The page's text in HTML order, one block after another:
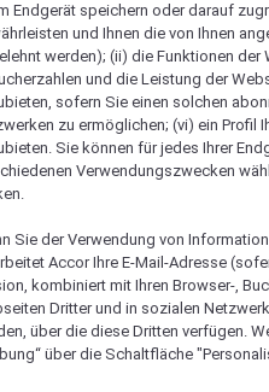
erfahren.
Endgerät speichern oder darauf
und Ihnen die von Ihnen
werden); (ii) die Funktionen
und die Leistung der
sofern Sie einen solchen
zu ermöglichen; (vi) ein Profil
Sie können für jedes Ihrer
Verwendungszwecken
Sie der Verwendung von
Accor Ihre E-Mail-Adresse
kombiniert mit Ihren Browser-,
Dritter und in sozialen
über die diese Dritten verfügen.
über die Schaltfläche